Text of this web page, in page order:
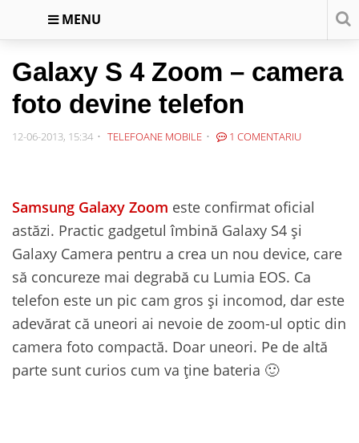
MENU
Galaxy S 4 Zoom – camera
foto devine telefon
12-06-2013, 15:34 TELEFOANE MOBILE 1 COMENTARIU
Samsung Galaxy Zoom este confirmat oficial
astăzi. Practic gadgetul îmbină Galaxy S4 și
Galaxy Camera pentru a crea un nou device, care
să concureze mai degrabă cu Lumia EOS. Ca
telefon este un pic cam gros și incomod, dar este
adevărat că uneori ai nevoie de zoom-ul optic din
camera foto compactă. Doar uneori. Pe de altă
parte sunt curios cum va ține bateria 🙂